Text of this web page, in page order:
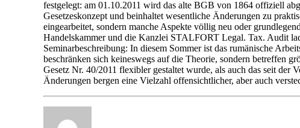
festgelegt: am 01.10.2011 wird das alte BGB von 1864 offiziell
Gesetzeskonzept und beinhaltet wesentliche Änderungen zu
eingearbeitet, sondern manche Aspekte völlig neu oder
Handelskammer und die Kanzlei STALFORT Legal. Tax. Audit
Seminarbeschreibung: In diesem Sommer ist das rumänische
beschränken sich keineswegs auf die Theorie, sondern betreffen
Gesetz Nr. 40/2011 flexibler gestaltet wurde, als auch das seit
Änderungen bergen eine Vielzahl offensichtlicher, aber auch